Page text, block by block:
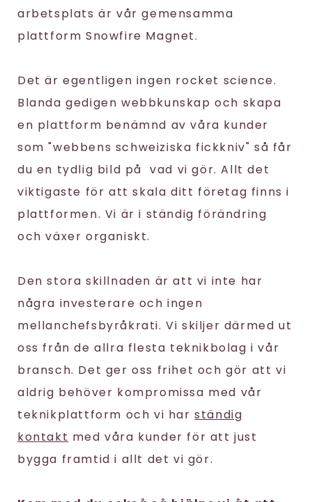
arbetsplats är vår gemensamma
plattform Snowfire Magnet.
Det är egentligen ingen rocket science.
Blanda gedigen webbkunskap och skapa
en plattform benämnd av våra kunder
som "webbens schweiziska fickkniv" så får
du en tydlig bild på vad vi gör. Allt det
viktigaste för att skala ditt företag finns i
plattformen. Vi är i ständig förändring
och växer organiskt.
Den stora skillnaden är att vi inte har
några investerare och ingen
mellanchefsbyråkrati. Vi skiljer därmed ut
oss från de allra flesta teknikbolag i vår
bransch. Det ger oss frihet och gör att vi
aldrig behöver kompromissa med vår
teknikplattform och vi harständig
kontakt med våra kunder för att just
bygga framtid i allt det vi gör.